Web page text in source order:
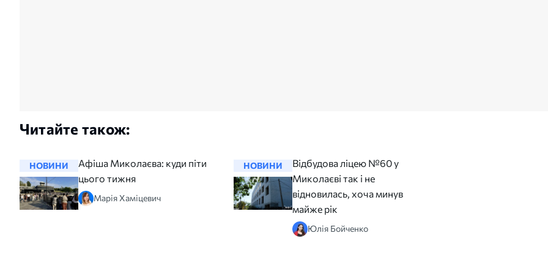
Читайте також:
НОВИНИ
Афіша Миколаєва: куди піти
цього тижня
Марія Хаміцевич
НОВИНИ
Відбудова ліцею №60 у
Миколаєві так і не
відновилась, хоча минув
майже рік
Юлія Бойченко